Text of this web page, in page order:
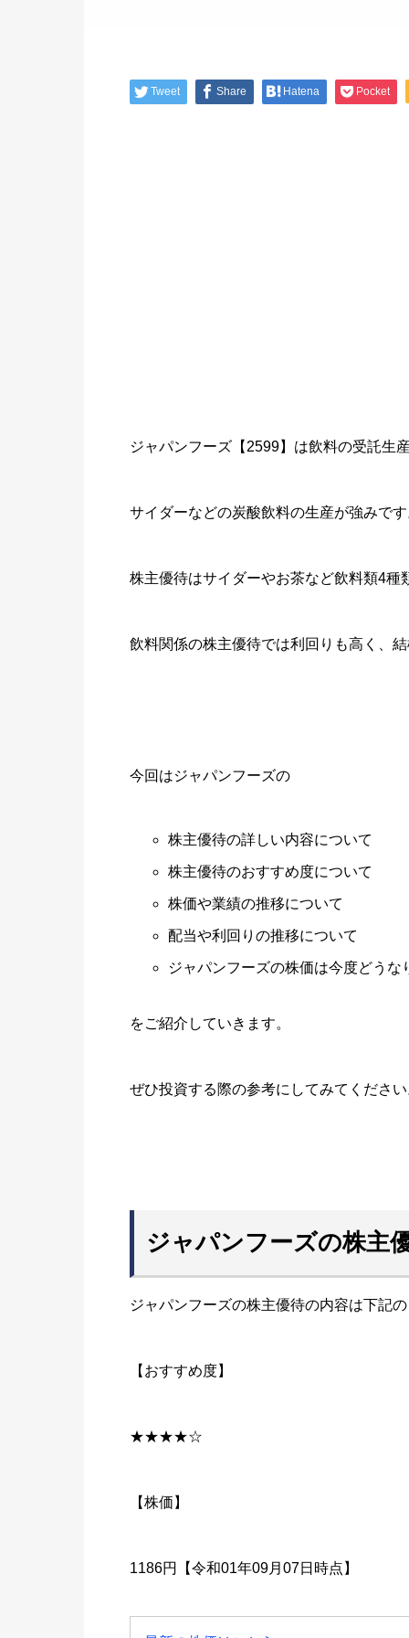
Tweet Share Hatena Pocket
ジャパンフーズ【2599】は飲料の受託生
サイダーなどの炭酸飲料の生産が強みです
株主優待はサイダーやお茶など飲料類4種
飲料関係の株主優待では利回りも高く、
今回はジャパンフーズの
株主優待の詳しい内容について
株主優待のおすすめ度について
株価や業績の推移について
配当や利回りの推移について
ジャパンフーズの株価は今度どうな
をご紹介していきます。
ぜひ投資する際の参考にしてみてください
ジャパンフーズの株主
ジャパンフーズの株主優待の内容は下記の
【おすすめ度】
★★★★☆
【株価】
1186円【令和01年09月07日時点】